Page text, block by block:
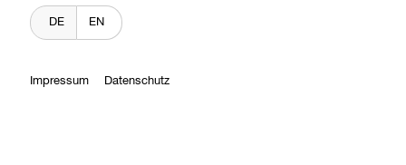
DE EN
Impressum Datenschutz